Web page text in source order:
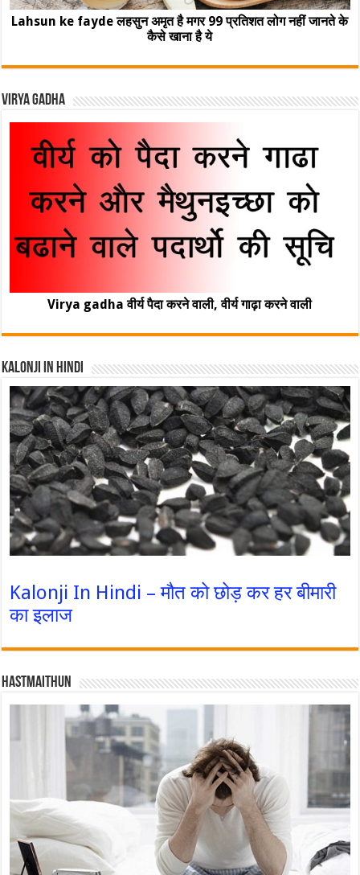
Lahsun ke fayde लहसुन अमृत है मगर 99 प्रतिशत लोग नहीं जानते के
कैसे खाना है ये
Virya Gadha
Virya gadha वीर्य पैदा करने वाली, वीर्य गाढ़ा करने वाली
Kalonji In Hindi
Kalonji In Hindi – मौत को छोड़ कर हर बीमारी
का इलाज
Hastmaithun